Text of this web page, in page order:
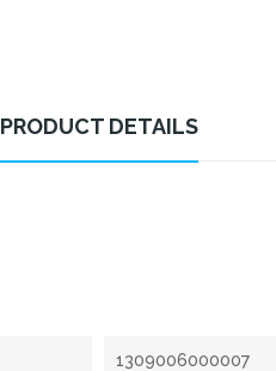
PRODUCT DETAILS
1309006000007